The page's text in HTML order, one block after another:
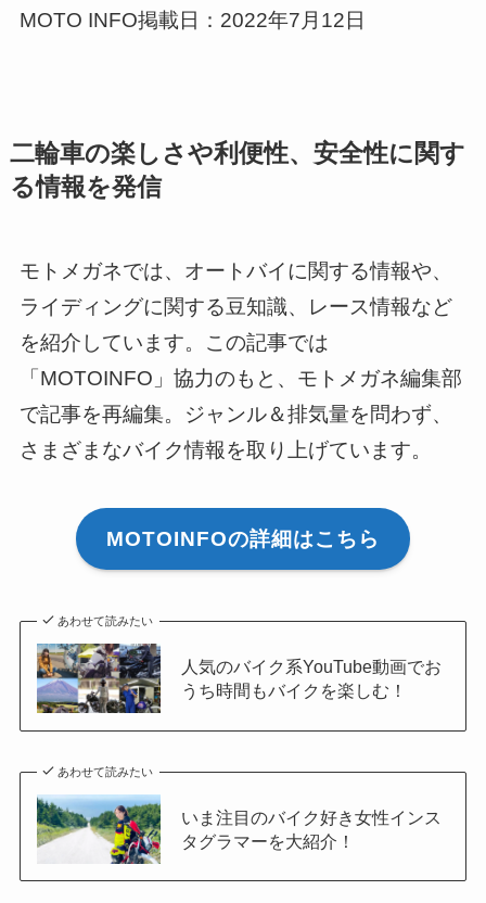
MOTO INFO掲載日：2022年7月12日
二輪車の楽しさや利便性、安全性に関す
る情報を発信
モトメガネでは、オートバイに関する情報や、
ライディングに関する豆知識、レース情報など
を紹介しています。この記事では
「MOTOINFO」協力のもと、モトメガネ編集部
で記事を再編集。ジャンル＆排気量を問わず、
さまざまなバイク情報を取り上げています。
MOTOINFOの詳細はこちら
あわせて読みたい
人気のバイク系YouTube動画でお
うち時間もバイクを楽しむ！
あわせて読みたい
いま注目のバイク好き女性インス
タグラマーを大紹介！